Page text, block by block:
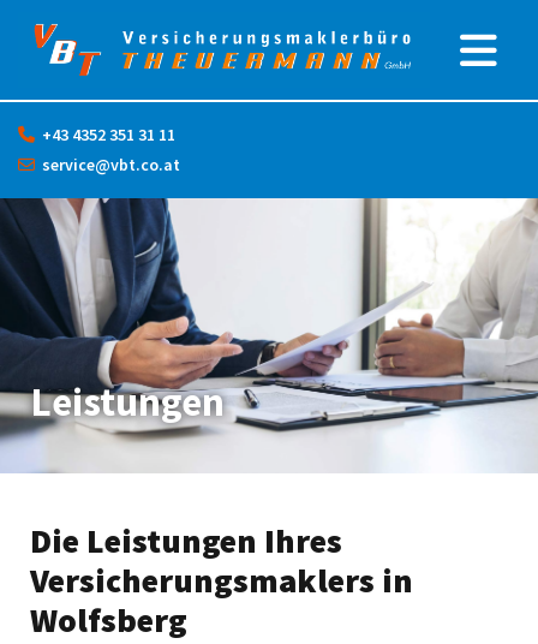
 +43 4352 351 31 11
 service@vbt.co.at
Leistungen
Die Leistungen Ihres
Versicherungsmaklers in
Wolfsberg